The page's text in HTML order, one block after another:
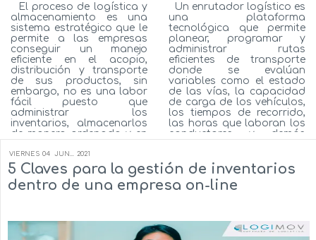
El proceso de logística y
almacenamiento es una
sistema estratégico que le
permite a las empresas
conseguir un manejo
eficiente en el acopio,
distribución y transporte
de sus productos, sin
embargo, no es una labor
fácil puesto que
administrar los
inventarios, almacenarlos
de manera ordenada y en
degraden, como
transpórtalos de un lugar
ágilmente, son actividades
que por mucho tiempo
han sido un gran reto
Autor:
Un enrutador logístico es
una plataforma
tecnológica que permite
planear, programar y
administrar rutas
eficientes de transporte
donde se evalúan
variables como el estado
de las vías, la capacidad
de carga de los vehículos,
los tiempos de recorrido,
las horas que laboran los
conductores y demás
empresa, este adelanto
tecnológico permite que
las empresas optimicen
Autor:Milton Flórez
VIERNES 04 JUN... 2021
5 Claves para la gestión de inventarios
dentro de una empresa on-line